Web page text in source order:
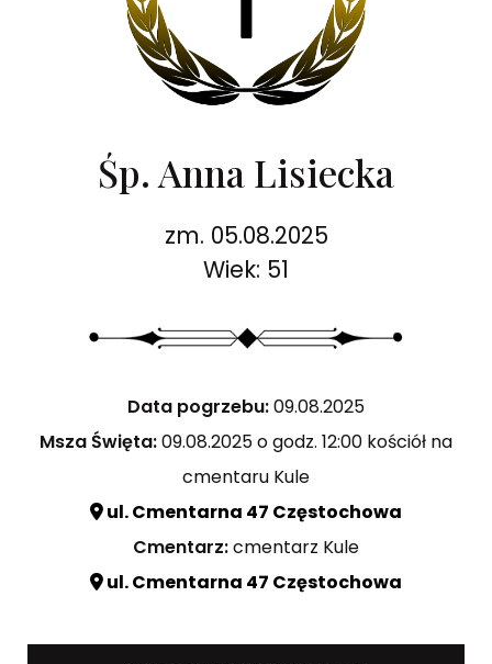
Śp. Anna Lisiecka
zm. 05.08.2025
Wiek: 51
Data pogrzebu:09.08.2025
Msza Święta:09.08.2025 o godz. 12:00 kościół na
cmentaru Kule
ul. Cmentarna 47 Częstochowa
Cmentarz:cmentarz Kule
ul. Cmentarna 47 Częstochowa